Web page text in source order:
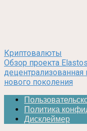
Криптовалюты
Обзор проекта
децентрализованная
нового поколения
Политика
Дисклеймер